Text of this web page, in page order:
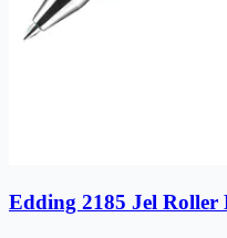
Edding 2185 Jel Roller